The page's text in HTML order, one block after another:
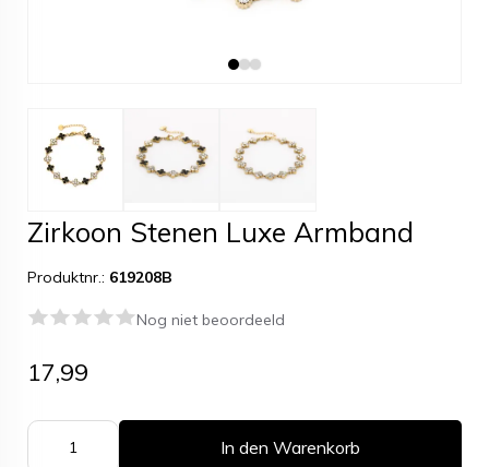
Zirkoon Stenen Luxe Armband
Produktnr.: 619208B
Nog niet beoordeeld
17,99
In den Warenkorb